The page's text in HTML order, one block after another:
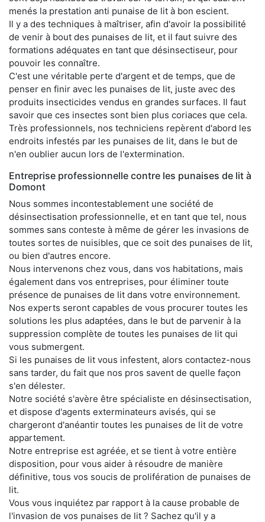
menés la prestation anti punaise de lit à bon escient.
Il y a des techniques à maîtriser, afin d'avoir la possibilité
de venir à bout des punaises de lit, et il faut suivre des
formations adéquates en tant que désinsectiseur, pour
pouvoir les connaître.
C'est une véritable perte d'argent et de temps, que de
penser en finir avec les punaises de lit, juste avec des
produits insecticides vendus en grandes surfaces. Il faut
savoir que ces insectes sont bien plus coriaces que cela.
Très professionnels, nos techniciens repèrent d'abord les
endroits infestés par les punaises de lit, dans le but de
n'en oublier aucun lors de l'extermination.
Entreprise professionnelle contre les punaises de lit à
Domont
Nous sommes incontestablement une société de
désinsectisation professionnelle, et en tant que tel, nous
sommes sans conteste à même de gérer les invasions de
toutes sortes de nuisibles, que ce soit des punaises de lit,
ou bien d'autres encore.
Nous intervenons chez vous, dans vos habitations, mais
également dans vos entreprises, pour éliminer toute
présence de punaises de lit dans votre environnement.
Nos experts seront capables de vous procurer toutes les
solutions les plus adaptées, dans le but de parvenir à la
suppression complète de toutes les punaises de lit qui
vous submergent.
Si les punaises de lit vous infestent, alors contactez-nous
sans tarder, du fait que nos pros savent de quelle façon
s'en délester.
Notre société s'avère être spécialiste en désinsectisation,
et dispose d'agents exterminateurs avisés, qui se
chargeront d'anéantir toutes les punaises de lit de votre
appartement.
Notre entreprise est agréée, et se tient à votre entière
disposition, pour vous aider à résoudre de manière
définitive, tous vos soucis de prolifération de punaises de
lit.
Vous vous inquiétez par rapport à la cause probable de
l'invasion de vos punaises de lit ? Sachez qu'il y a